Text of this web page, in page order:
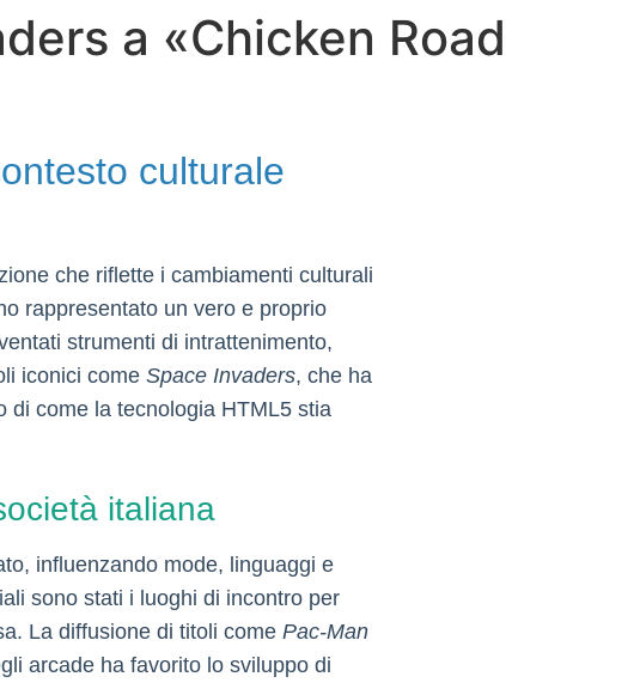
a «Chicken Road
culturale
che riflette i cambiamenti culturali
rappresentato un vero e proprio
strumenti di intrattenimento,
iconici come Space Invaders, che ha
di come la tecnologia HTML5 stia
italiana
influenzando mode, linguaggi e
sono stati i luoghi di incontro per
La diffusione di titoli come Pac-Man
arcade ha favorito lo sviluppo di